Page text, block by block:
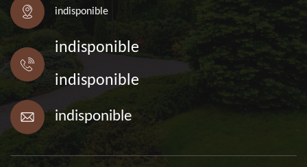
indisponible
indisponible
indisponible
indisponible